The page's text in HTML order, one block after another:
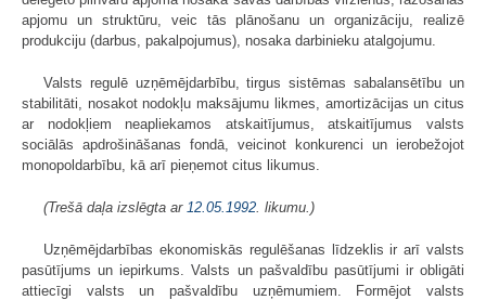
apjomu un struktūru, veic tās plānošanu un organizāciju, realizē
produkciju (darbus, pakalpojumus), nosaka darbinieku atalgojumu.
Valsts regulē uzņēmējdarbību, tirgus sistēmas sabalansētību un
stabilitāti, nosakot nodokļu maksājumu likmes, amortizācijas un citus
ar nodokļiem neapliekamos atskaitījumus, atskaitījumus valsts
sociālās apdrošināšanas fondā, veicinot konkurenci un ierobežojot
monopoldarbību, kā arī pieņemot citus likumus.
(Trešā daļa izslēgta ar 12.05.1992 . likumu.)
Uzņēmējdarbības ekonomiskās regulēšanas līdzeklis ir arī valsts
pasūtījums un iepirkums. Valsts un pašvaldību pasūtījumi ir obligāti
attiecīgi valsts un pašvaldību uzņēmumiem. Formējot valsts